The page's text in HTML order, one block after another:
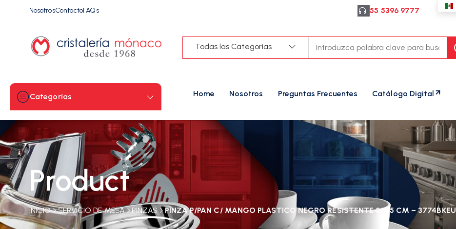
NosotrosContactoFAQs 55 5396 9777
Todas las Categorías
Categorías Home Nosotros Preguntas Frecuentes Catálogo Digital
Product
INICIO SERVICIO DE MESA PINZAS PINZA P/PAN C/ MANGO PLASTICO NEGRO RESISTENTE 22 .5 CM – 3774BKEU